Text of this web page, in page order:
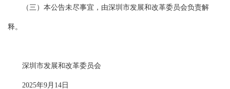
（三）本公告未尽事宜，由深圳市发展和改革委员会负责解
释。
深圳市发展和改革委员会
2025年9月14日